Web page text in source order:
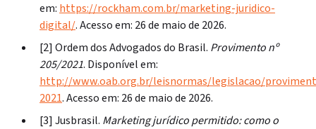
em: https://rockham.com.br/marketing-juridico-
digital/. Acesso em: 26 de maio de 2026.
[2] Ordem dos Advogados do Brasil. Provimento nº
205/2021. Disponível em:
http://www.oab.org.br/leisnormas/legislacao/
2021. Acesso em: 26 de maio de 2026.
[3] Jusbrasil. Marketing jurídico permitido: como o